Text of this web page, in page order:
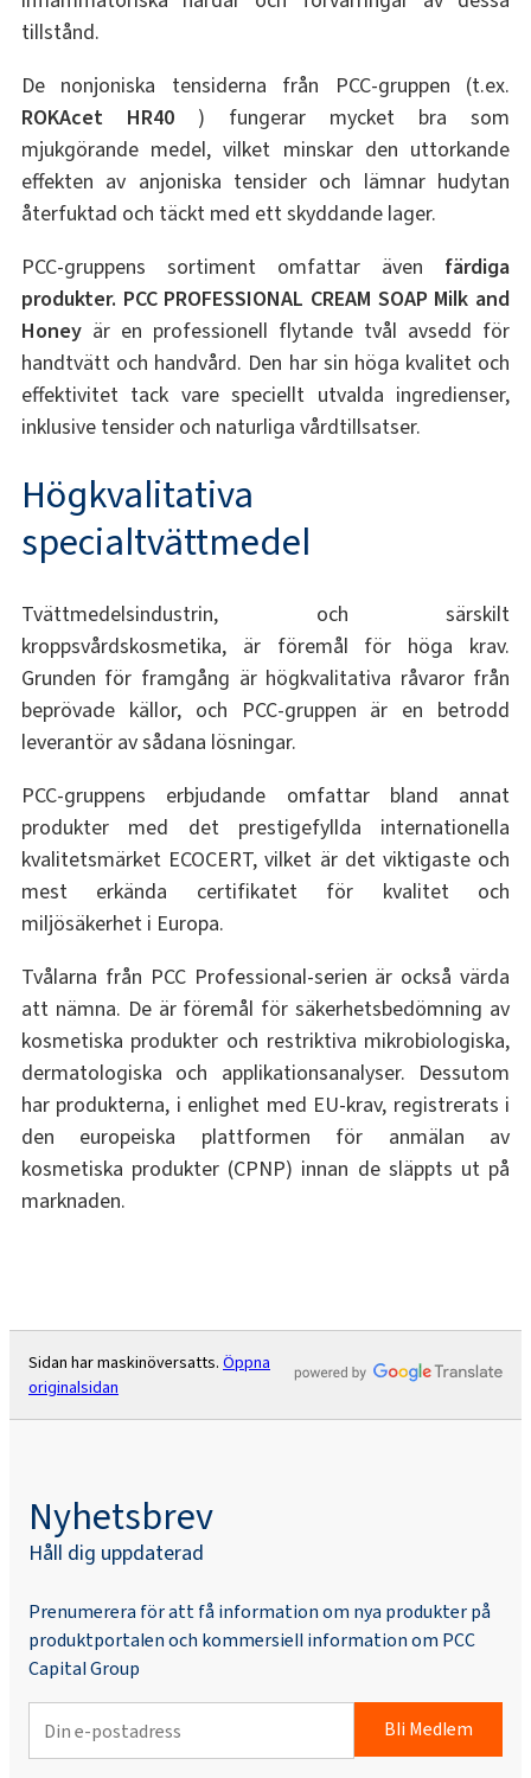
tillstånd.
De nonjoniska tensiderna från PCC-gruppen (t.ex.
ROKAcet HR40) fungerar mycket bra som
mjukgörande medel, vilket minskar den uttorkande
effekten av anjoniska tensider och lämnar hudytan
återfuktad och täckt med ett skyddande lager.
PCC-gruppens sortiment omfattar även färdiga
produkter. PCC PROFESSIONAL CREAM SOAP Milk and
Honeyär en professionell flytande tvål avsedd för
handtvätt och handvård. Den har sin höga kvalitet och
effektivitet tack vare speciellt utvalda ingredienser,
inklusive tensider och naturliga vårdtillsatser.
Högkvalitativa
specialtvättmedel
Tvättmedelsindustrin, och särskilt
kroppsvårdskosmetika, är föremål för höga krav.
Grunden för framgång är högkvalitativa råvaror från
beprövade källor, och PCC-gruppen är en betrodd
leverantör av sådana lösningar.
PCC-gruppens erbjudande omfattar bland annat
produkter med det prestigefyllda internationella
kvalitetsmärket ECOCERT, vilket är det viktigaste och
mest erkända certifikatet för kvalitet och
miljösäkerhet i Europa.
Tvålarna från PCC Professional-serien är också värda
att nämna. De är föremål för säkerhetsbedömning av
kosmetiska produkter och restriktiva mikrobiologiska,
dermatologiska och applikationsanalyser. Dessutom
har produkterna, i enlighet med EU-krav, registrerats i
den europeiska plattformen för anmälan av
kosmetiska produkter (CPNP) innan de släppts ut på
marknaden.
Sidan har maskinöversatts. Öppna
originalsidan
Nyhetsbrev
Håll dig uppdaterad
Prenumerera för att få information om nya produkter på
produktportalen och kommersiell information om PCC
Capital Group
Bli Medlem